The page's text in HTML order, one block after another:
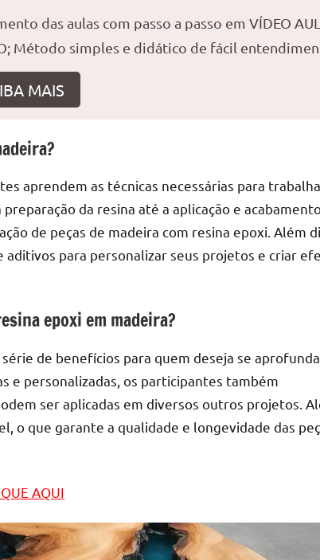
das aulas com passo a passo em VÍDEO
Método simples e didático de fácil
MAIS
aprendem as técnicas necessárias para
da resina até a aplicação e
de peças de madeira com resina epoxi. Além
para personalizar seus projetos e criar
epoxi em madeira?
de benefícios para quem deseja se
e personalizadas, os participantes também
ser aplicadas em diversos outros projetos.
o que garante a qualidade e longevidade das
AQUI